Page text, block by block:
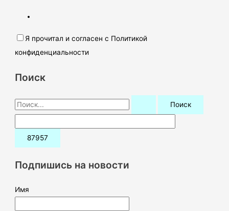
Я прочитал и согласен с Политикой
конфиденциальности
Поиск
П
о
и
:Подпишись на новости
Имя